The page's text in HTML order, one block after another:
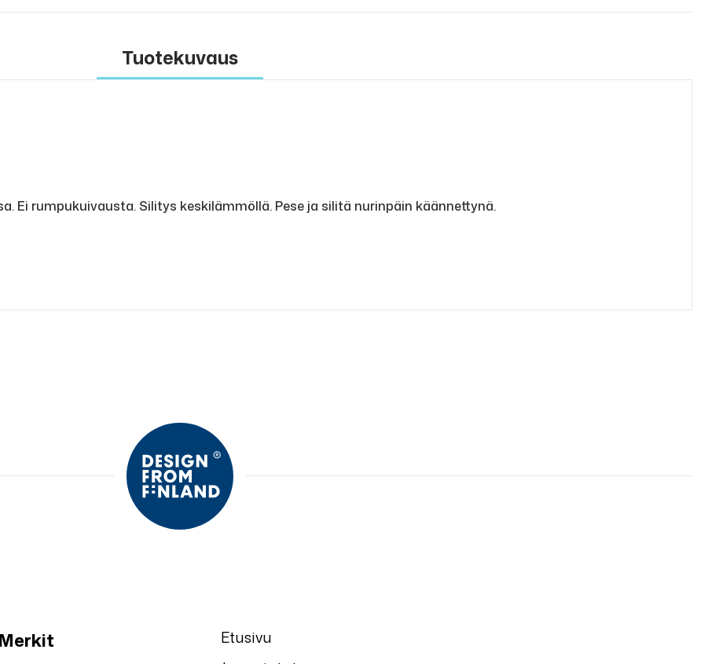
Tuotekuvaus
Ei rumpukuivausta. Silitys keskilämmöllä. Pese ja silitä nurinpäin käännettynä.
Merkit
Etusivu